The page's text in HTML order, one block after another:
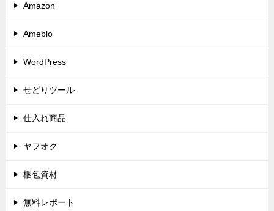
Amazon
Ameblo
WordPress
せどりツール
仕入れ商品
ヤフオク
梱包資材
無料レポート